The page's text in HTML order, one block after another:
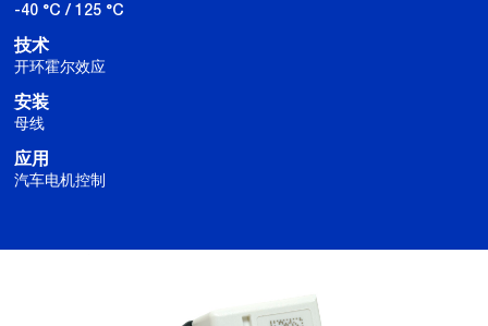
-40 °C / 125 °C
技术
开环霍尔效应
安装
母线
应用
汽车电机控制